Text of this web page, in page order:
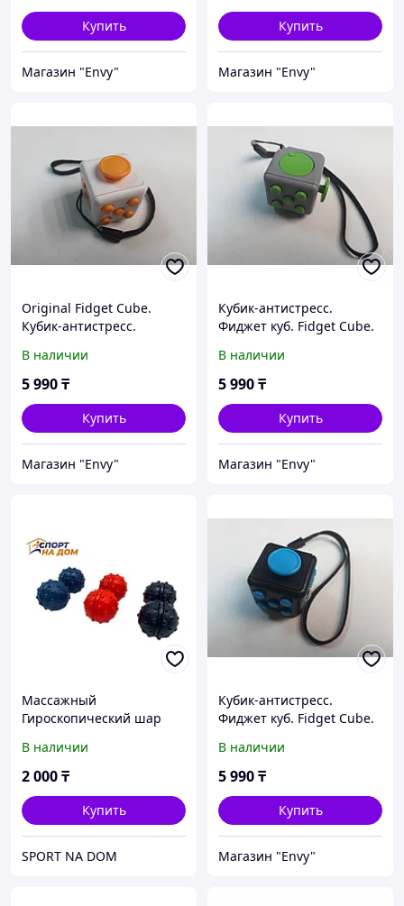
Купить
Магазин "Envy"
Купить
Магазин "Envy"
Original Fidget Cube.
Кубик-антистресс.
Рассрочка.
В наличии
5 990₸
Купить
Магазин "Envy"
Кубик-антистресс.
Фиджет куб. Fidget Cube.
Рассрочка.
В наличии
5 990₸
Купить
Магазин "Envy"
Массажный
Гироскопический шар
В наличии
2 000₸
Купить
SPORT NA DOM
Кубик-антистресс.
Фиджет куб. Fidget Cube.
Рассрочка.
В наличии
5 990₸
Купить
Магазин "Envy"